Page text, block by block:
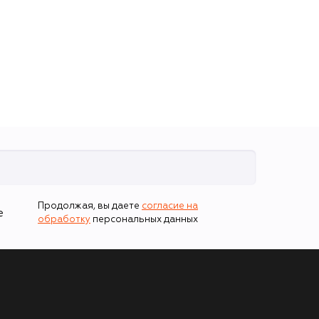
Продолжая, вы даете согласие на
обработку персональных данных